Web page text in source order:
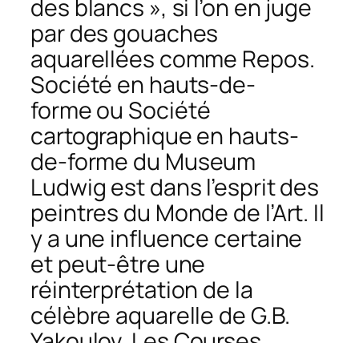
des blancs », si l’on en juge
par des gouaches
aquarellées comme Repos.
Société en hauts-de-
formeou Société
cartographique en hauts-
de-forme du Museum
Ludwig est dans l’esprit des
peintres du Monde de l’Art. Il
y a une influence certaine
et peut-être une
réinterprétation de la
célèbre aquarelle de G.B.